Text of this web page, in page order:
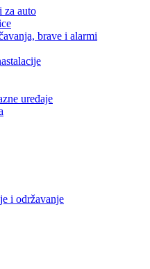
za auto
brave i alarmi
uređaje
i održavanje